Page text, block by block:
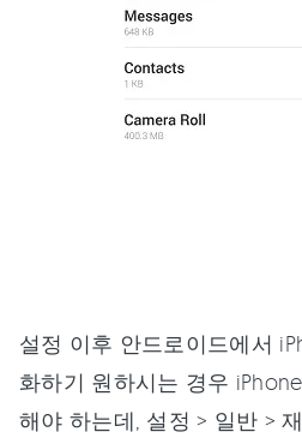
설정 이후 안드로이드에서
화하기 원하시는 경우
해야 하는데, 설정 > 일반 >